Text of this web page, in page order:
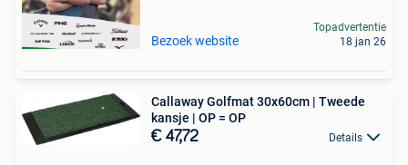
Bezoek website
Topadvertentie
18 jan 26
Callaway Golfmat 30x60cm | Tweede
kansje | OP = OP
€ 47,72 Details